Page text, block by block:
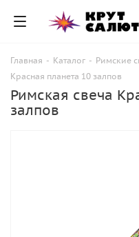
Главная - Каталог - Римские
Красная планета 10 залпов
Римская свеча
залпов